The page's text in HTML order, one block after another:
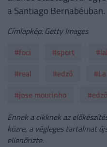
a Santiago Bernabéuban.
Címlapkép: Getty Images
#foci
#sport
#real
#edző
#jose mourinho
Ennek a cikknek az
közre, a végleges tartalmat
ellenőrizte.